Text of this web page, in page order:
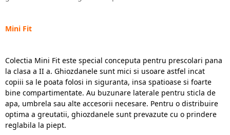
Mini Fit
Colectia Mini Fit este special conceputa pentru prescolari pana
la clasa a II a. Ghiozdanele sunt mici si usoare astfel incat
copiii sa le poata folosi in siguranta, insa spatioase si foarte
bine compartimentate. Au buzunare laterale pentru sticla de
apa, umbrela sau alte accesorii necesare. Pentru o distribuire
optima a greutatii, ghiozdanele sunt prevazute cu o prindere
reglabila la piept.